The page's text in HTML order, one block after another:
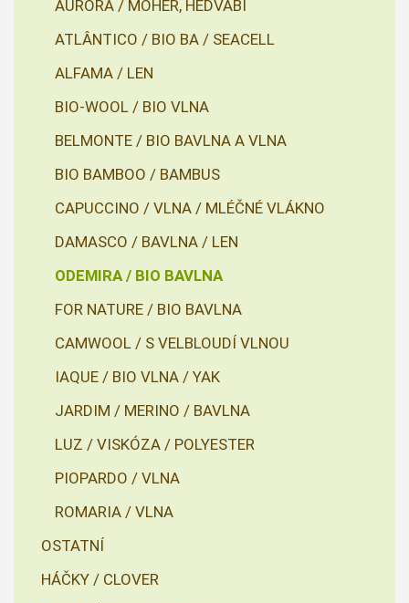
AURORA / MOHÉR, HEDVÁBÍ
ATLÂNTICO / BIO BA / SEACELL
ALFAMA / LEN
BIO-WOOL / BIO VLNA
BELMONTE / BIO BAVLNA A VLNA
BIO BAMBOO / BAMBUS
CAPUCCINO / VLNA / MLÉČNÉ VLÁKNO
DAMASCO / BAVLNA / LEN
ODEMIRA / BIO BAVLNA
FOR NATURE / BIO BAVLNA
CAMWOOL / S VELBLOUDÍ VLNOU
IAQUE / BIO VLNA / YAK
JARDIM / MERINO / BAVLNA
LUZ / VISKÓZA / POLYESTER
PIOPARDO / VLNA
ROMARIA / VLNA
OSTATNÍ
HÁČKY / CLOVER